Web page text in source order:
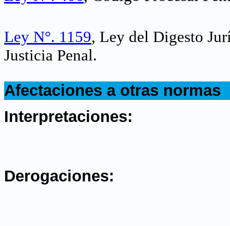
Ley N°. 1159, Ley del Digesto
Justicia Penal.
Afectaciones a otras normas
Interpretaciones:
Derogaciones: